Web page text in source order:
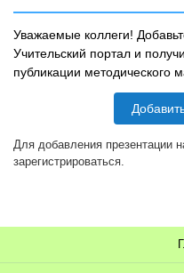
Уважаемые коллеги!
Учительский портал и
публикации
Для добавления презентации
зарегистрироваться.